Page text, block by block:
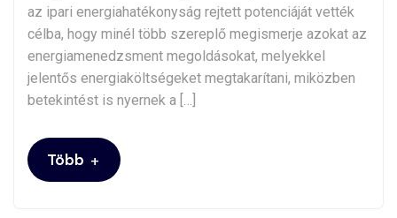
az ipari energiahatékonyság rejtett potenciáját vették
célba, hogy minél több szereplő megismerje azokat az
energiamenedzsment megoldásokat, melyekkel
jelentős energiaköltségeket megtakarítani, miközben
betekintést is nyernek a […]
Több +